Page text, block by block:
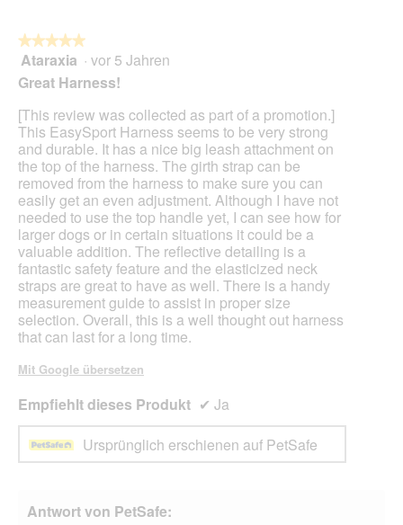
★★★★★
★★★★★
5
von
Sternen.
Ataraxia · vor 5 Jahren
Great Harness!
[This review was collected as part of a promotion.]
This EasySport Harness seems to be very strong
and durable. It has a nice big leash attachment on
the top of the harness. The girth strap can be
removed from the harness to make sure you can
easily get an even adjustment. Although I have not
needed to use the top handle yet, I can see how for
larger dogs or in certain situations it could be a
valuable addition. The reflective detailing is a
fantastic safety feature and the elasticized neck
straps are great to have as well. There is a handy
measurement guide to assist in proper size
selection. Overall, this is a well thought out harness
that can last for a long time.
Mit Google übersetzen
Empfiehlt dieses Produkt ✔ Ja
Ursprünglich erschienen auf PetSafe
Antwort von PetSafe: